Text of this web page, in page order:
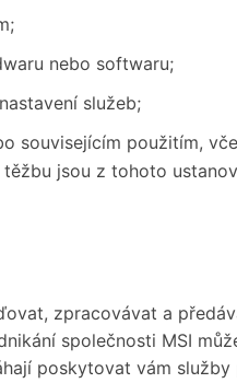
nebo softwaru;
služeb;
souvisejícím použitím,
jsou z tohoto
zpracovávat a
společnosti MSI
poskytovat vám